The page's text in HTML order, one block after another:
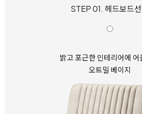
STEP 01. 헤드보드
밝고 포근한 인테리어에 어
오트밀 베이지